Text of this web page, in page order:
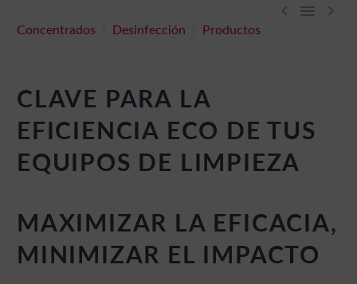
  
Concentrados Desinfección Productos
CLAVE PARA LA
EFICIENCIA ECO DE TUS
EQUIPOS DE LIMPIEZA
MAXIMIZAR LA EFICACIA,
MINIMIZAR EL IMPACTO